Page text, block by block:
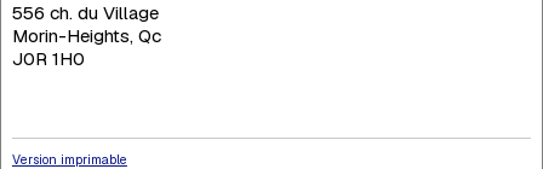
556 ch. du Village
Morin-Heights, Qc
J0R 1H0
Version imprimable